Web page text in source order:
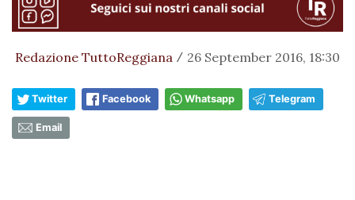
Redazione TuttoReggiana / 26 September 2016, 18:30
Twitter Facebook Whatsapp Telegram
Email